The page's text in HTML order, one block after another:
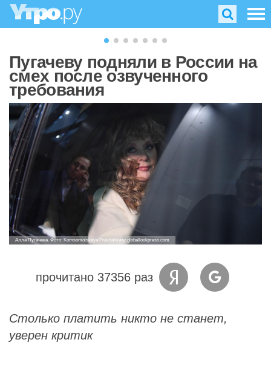
Пугачеву подняли в России на
смех после озвученного
требования
Алла Пугачева. Фото: Komsomolskaya Pravda/www.globallookpress.com
прочитано 37356 раз
Столько платить никто не станет,
уверен критик